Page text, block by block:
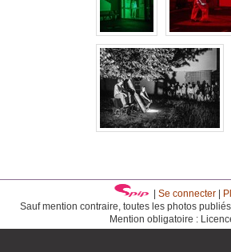
Se connecter|
Sauf mention contraire, toutes les photos
Mention obligatoire :